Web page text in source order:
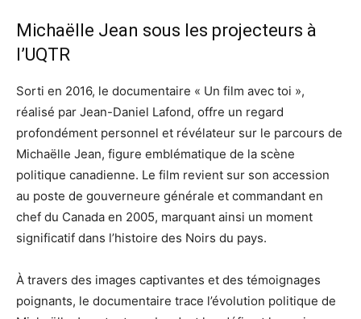
Michaëlle Jean sous les projecteurs à
l’UQTR
Sorti en 2016, le documentaire « Un film avec toi »,
réalisé par Jean-Daniel Lafond, offre un regard
profondément personnel et révélateur sur le parcours de
Michaëlle Jean, figure emblématique de la scène
politique canadienne. Le film revient sur son accession
au poste de gouverneure générale et commandant en
chef du Canada en 2005, marquant ainsi un moment
significatif dans l’histoire des Noirs du pays.
À travers des images captivantes et des témoignages
poignants, le documentaire trace l’évolution politique de